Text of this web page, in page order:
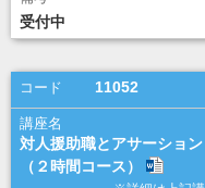
受付中
11052
対人援助職とアサーション
（２時間コース）